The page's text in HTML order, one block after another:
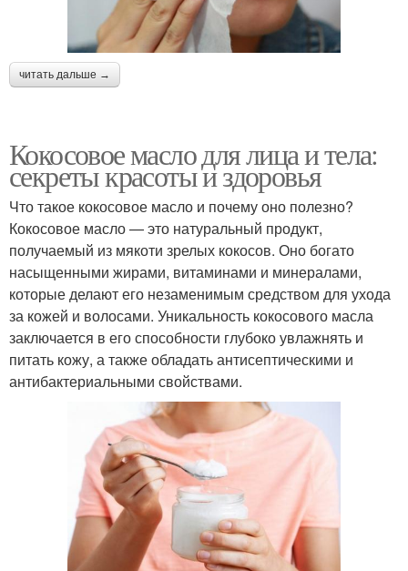
читать дальше →
Кокосовое масло для лица и тела:
секреты красоты и здоровья
Что такое кокосовое масло и почему оно полезно?
Кокосовое масло — это натуральный продукт,
получаемый из мякоти зрелых кокосов. Оно богато
насыщенными жирами, витаминами и минералами,
которые делают его незаменимым средством для ухода
за кожей и волосами. Уникальность кокосового масла
заключается в его способности глубоко увлажнять и
питать кожу, а также обладать антисептическими и
антибактериальными свойствами.